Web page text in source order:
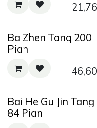
21,76
Ba Zhen Tang 200
Pian
46,60
Bai He Gu Jin Tang
84 Pian